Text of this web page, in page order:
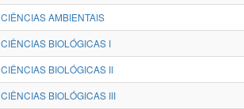
CIÊNCIAS AMBIENTAIS
CIÊNCIAS BIOLÓGICAS I
CIÊNCIAS BIOLÓGICAS II
CIÊNCIAS BIOLÓGICAS III